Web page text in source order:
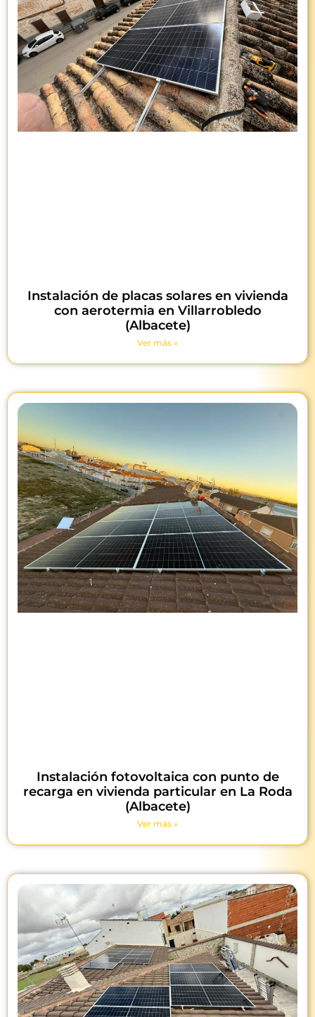
Instalación de placas solares en vivienda
con aerotermia en Villarrobledo
(Albacete)
Ver más »
Instalación fotovoltaica con punto de
recarga en vivienda particular en La Roda
(Albacete)
Ver más »